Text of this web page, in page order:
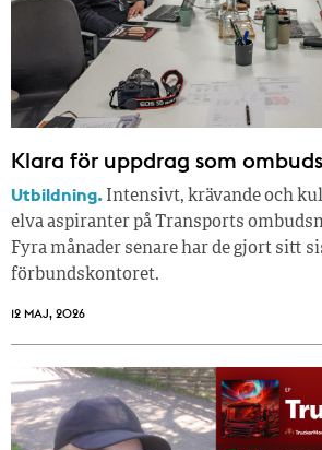
Klara för uppdrag som
Utbildning. Intensivt, krävande och
elva aspiranter på Transports
Fyra månader senare har de gjort sitt
förbundskontoret.
12 MAJ, 2026